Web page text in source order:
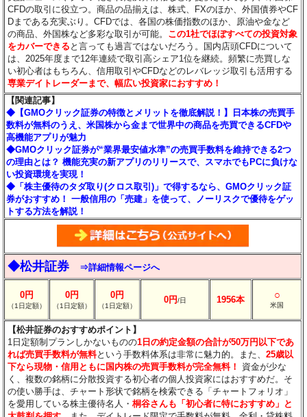
CFDの取引に役立つ。商品の品揃えは、株式、FXのほか、外国債券やCF
Dまである充実ぶり。CFDでは、各国の株価指数のほか、原油や金など
の商品、外国株など多彩な取引が可能。 この1社でほぼすべての投資対象
をカバーできる と言っても過言ではないだろう。国内店頭CFDについて
は、2025年度まで12年連続で取引高シェア1位を継続。頻繁に売買しな
い初心者はもちろん、信用取引やCFDなどのレバレッジ取引も活用する
専業デイトレーダーまで、幅広い投資家におすすめ！
【関連記事】
◆【GMOクリック証券の特徴とメリットを徹底解説！】日本株の売買手
数料が無料のうえ、米国株から金まで世界中の商品を売買できるCFDや
高機能アプリが魅力
◆GMOクリック証券が“業界最安値水準”の売買手数料を維持できる2つ
の理由とは？ 機能充実の新アプリのリリースで、スマホでもPCに負けな
い投資環境を実現！
◆「株主優待のタダ取り(クロス取引)」で得するなら、GMOクリック証
券がおすすめ！ 一般信用の「売建」を使って、ノーリスクで優待をゲッ
トする方法を解説！
◆松井証券 ⇒詳細情報ページへ
0円
（1日定額）
0円
（1日定額）
0円
（1日定額）
0円/日 1956本 ○
米国
【松井証券のおすすめポイント】
1日定額制プランしかないものの1日の約定金額の合計が50万円以下であ
れば売買手数料が無料という手数料体系は非常に魅力的。また、25歳以
下なら現物・信用ともに国内株の売買手数料が完全無料！
資金が少な
く、複数の銘柄に分散投資する初心者の個人投資家にはおすすめだ。そ
の使い勝手は、チャート形状で銘柄を検索できる「チャートフォリオ」
を愛用している株主優待名人・桐谷さんも「初心者に特におすすめ」と